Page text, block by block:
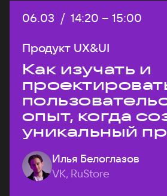
Дата:
06.03 / Начало:
14:20 – Конец:
15:00
Продукт UX&UI
Как изучать и
опыт, когда
уникальный
на рынке?
Илья Белоглазов
VK, RuStore